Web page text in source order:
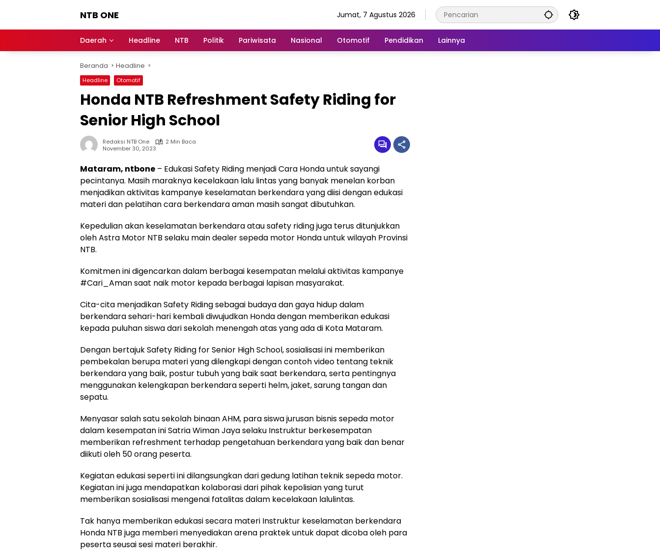
NTB ONE
dan
Berita
Lombok
Jumat, 7 Agustus 2026
Daerah Headline NTB Politik Pariwisata Nasional Otomotif Pendidikan Lainnya
Beranda Headline
Headline Otomotif
Honda NTB Refreshment Safety Riding for
Senior High School
Redaksi NTB One
2 Min Baca
November 30, 2023
Mataram, ntbone – Edukasi Safety Riding menjadi Cara Honda untuk sayangi
pecintanya. Masih maraknya kecelakaan lalu lintas yang banyak menelan korban
menjadikan aktivitas kampanye keselamatan berkendara yang diisi dengan edukasi
materi dan pelatihan cara berkendara aman masih sangat dibutuhkan.
Kepedulian akan keselamatan berkendara atau safety riding juga terus ditunjukkan
oleh Astra Motor NTB selaku main dealer sepeda motor Honda untuk wilayah Provinsi
NTB.
Komitmen ini digencarkan dalam berbagai kesempatan melalui aktivitas kampanye
#Cari_Aman saat naik motor kepada berbagai lapisan masyarakat.
Cita-cita menjadikan Safety Riding sebagai budaya dan gaya hidup dalam
berkendara sehari-hari kembali diwujudkan Honda dengan memberikan edukasi
kepada puluhan siswa dari sekolah menengah atas yang ada di Kota Mataram.
Dengan bertajuk Safety Riding for Senior High School, sosialisasi ini memberikan
pembekalan berupa materi yang dilengkapi dengan contoh video tentang teknik
berkendara yang baik, postur tubuh yang baik saat berkendara, serta pentingnya
menggunakan kelengkapan berkendara seperti helm, jaket, sarung tangan dan
sepatu.
Menyasar salah satu sekolah binaan AHM, para siswa jurusan bisnis sepeda motor
dalam kesempatan ini Satria Wiman Jaya selaku Instruktur berkesempatan
memberikan refreshment terhadap pengetahuan berkendara yang baik dan benar
diikuti oleh 50 orang peserta.
Kegiatan edukasi seperti ini dilangsungkan dari gedung latihan teknik sepeda motor.
Kegiatan ini juga mendapatkan kolaborasi dari pihak kepolisian yang turut
memberikan sosialisasi mengenai fatalitas dalam kecelakaan lalulintas.
Tak hanya memberikan edukasi secara materi Instruktur keselamatan berkendara
Honda NTB juga memberi menyediakan arena praktek untuk dapat dicoba oleh para
peserta seusai sesi materi berakhir.